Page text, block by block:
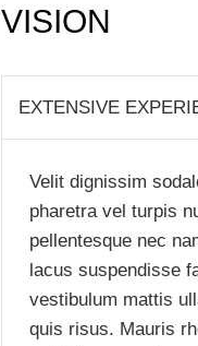
VISION
EXTENSIVE
Velit dignissim
pharetra vel turpis
pellentesque nec
lacus suspendisse
vestibulum mattis
quis risus. Mauris